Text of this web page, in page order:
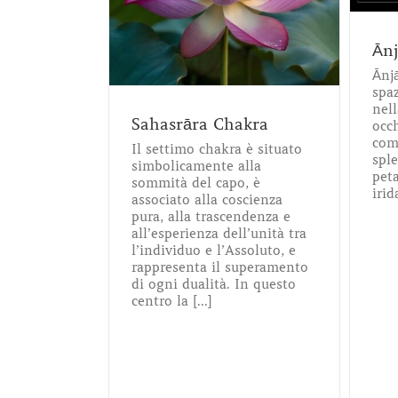
Sahasrāra Chakra
Il settimo chakra è situato
simbolicamente alla
sommità del capo, è
associato alla coscienza
pura, alla trascendenza e
all’esperienza dell’unità tra
l’individuo e l’Assoluto, e
rappresenta il superamento
di ogni dualità. In questo
centro la [...]